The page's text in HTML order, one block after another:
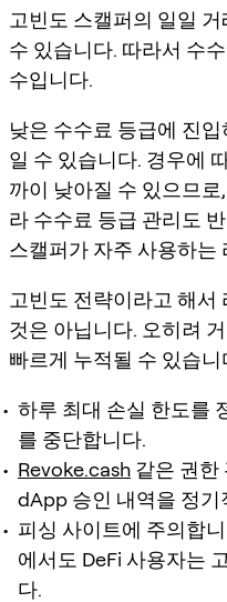
고빈도 스캘퍼의 일일
수 있습니다. 따라서 수
수입니다.
낮은 수수료 등급에 진
일 수 있습니다. 경우에
까이 낮아질 수 있으므
라 수수료 등급 관리도
스캘퍼가 자주 사용하는
고빈도 전략이라고 해서
것은 아닙니다. 오히려
빠르게 누적될 수 있습니
하루 최대 손실 한도를
를 중단합니다.
Revoke.cash 같은 권한
dApp 승인 내역을 정기
피싱 사이트에 주의합
에서도 DeFi 사용자는
다.